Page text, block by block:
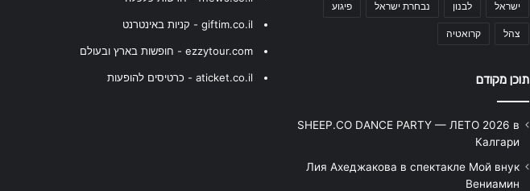
ישראל לבנון נבחרת ישראל פיגוע
צהל קרואטיה
תוכן מקודם
SHEEP.CO DANCE PARTY — ЛЕТО 2026 в
Калгари
Лия Ахеджакова в спектакле Мой внук
Вениамин
giftim.co.il - קניות באינטרנט
ezzytour.com - חופשות בארץ ובעולם
aticket.co.il - כרטיסים להופעות